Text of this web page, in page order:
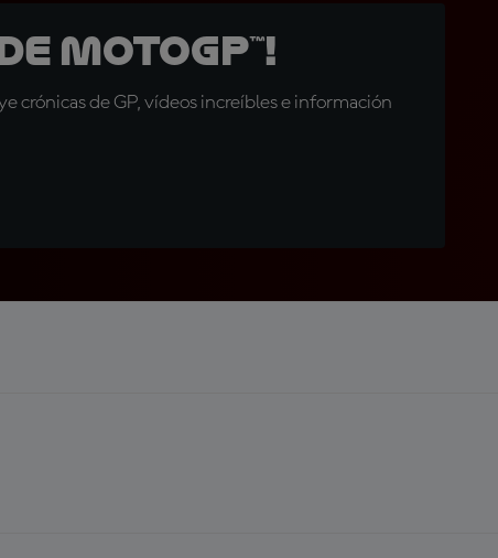
MotoGP™!
crónicas de GP, vídeos increíbles e información